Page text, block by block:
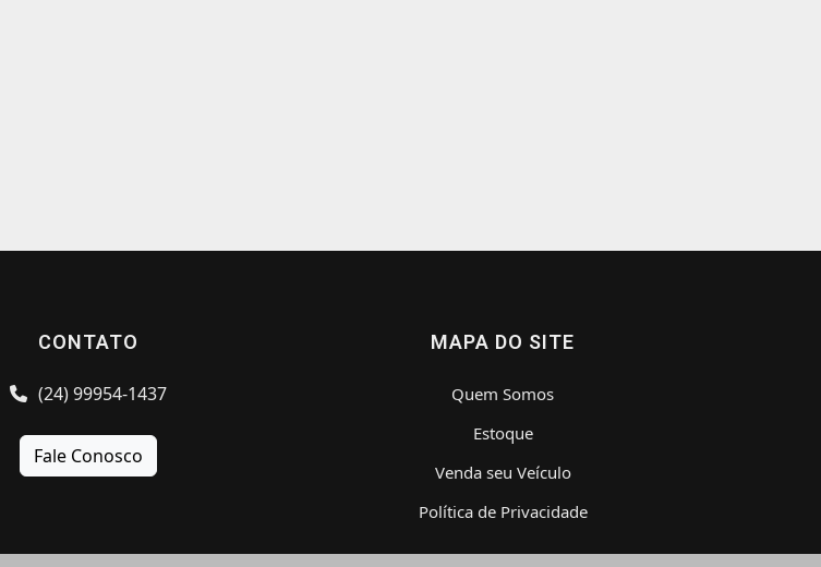
CONTATO
(24) 99954-1437
Fale Conosco
MAPA DO SITE
Quem Somos
Estoque
Venda seu Veículo
Política de Privacidade